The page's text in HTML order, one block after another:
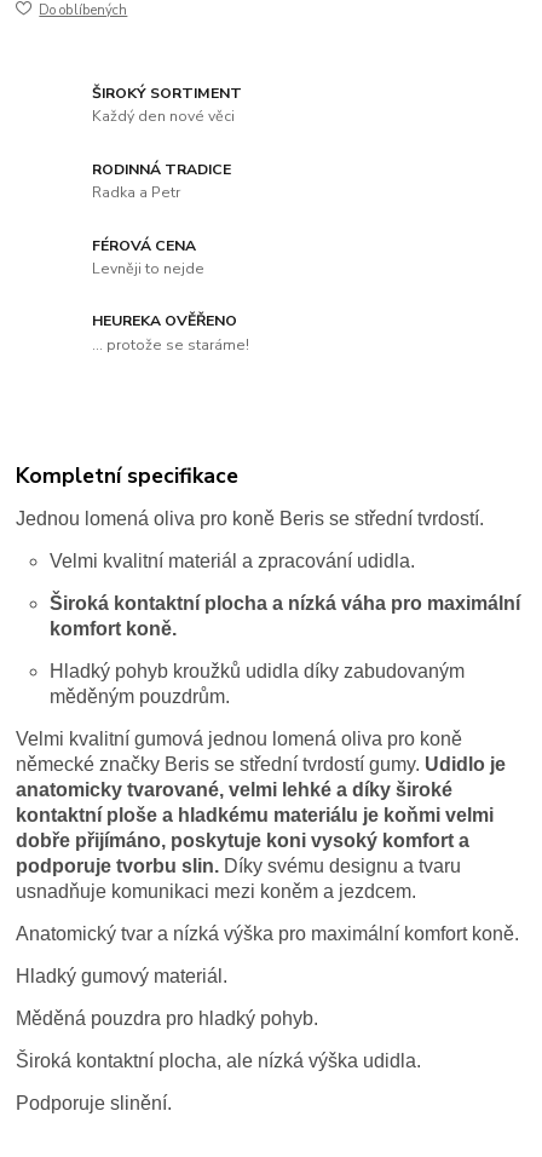
Do oblíbených
ŠIROKÝ SORTIMENT
Každý den nové věci
RODINNÁ TRADICE
Radka a Petr
FÉROVÁ CENA
Levněji to nejde
HEUREKA OVĚŘENO
... protože se staráme!
Kompletní specifikace
Jednou lomená oliva pro koně Beris se střední tvrdostí.
Velmi kvalitní materiál a zpracování udidla.
Široká kontaktní plocha a nízká váha pro maximální
komfort koně.
Hladký pohyb kroužků udidla díky zabudovaným
měděným pouzdrům.
Velmi kvalitní gumová jednou lomená oliva pro koně
německé značky Beris se střední tvrdostí gumy. Udidlo je
anatomicky tvarované, velmi lehké a díky široké
kontaktní ploše a hladkému materiálu je koňmi velmi
dobře přijímáno, poskytuje koni vysoký komfort a
podporuje tvorbu slin. Díky svému designu a tvaru
usnadňuje komunikaci mezi koněm a jezdcem.
Anatomický tvar a nízká výška pro maximální komfort koně.
Hladký gumový materiál.
Měděná pouzdra pro hladký pohyb.
Široká kontaktní plocha, ale nízká výška udidla.
Podporuje slinění.